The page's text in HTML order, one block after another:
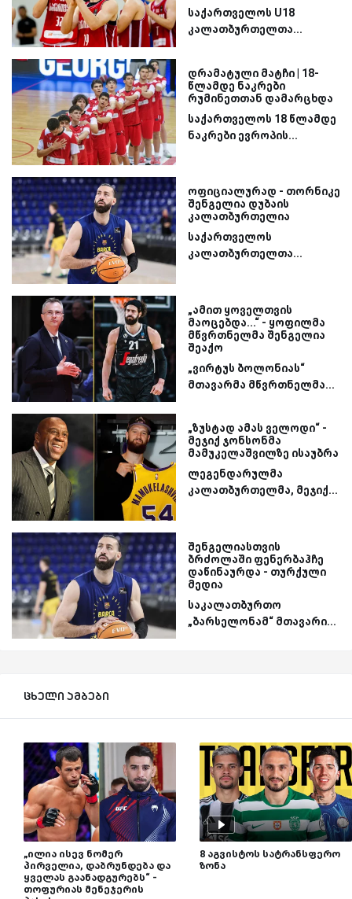
საქართველოს U18
კალათბურთელთა...
დრამატული მატჩი | 18-
წლამდე ნაკრები
რუმინეთთან დამარცხდა
საქართველოს 18 წლამდე
ნაკრები ევროპის...
ოფიციალურად - თორნიკე
შენგელია დუბაის
კალათბურთელია
საქართველოს
კალათბურთელთა...
„ამით ყოველთვის
მაოცებდა...“ - ყოფილმა
მწვრთნელმა შენგელია
შეაქო
„ვირტუს ბოლონიას“
მთავარმა მწვრთნელმა...
„ზუსტად ამას ველოდი“ -
მეჯიქ ჯონსონმა
მამუკელაშვილზე ისაუბრა
ლეგენდარულმა
კალათბურთელმა, მეჯიქ...
შენგელიასთვის
ბრძოლაში ფენერბაჰჩე
დაწინაურდა - თურქული
მედია
საკალათბურთო
„ბარსელონამ“ მთავარი...
ცხელი ამბები
„ილია ისევ ნომერ
პირველია, დაბრუნდება და
ყველას გაანადგურებს“ -
თოფურიას მენეჯერის
8 აგვისტოს სატრანსფერო
ზონა